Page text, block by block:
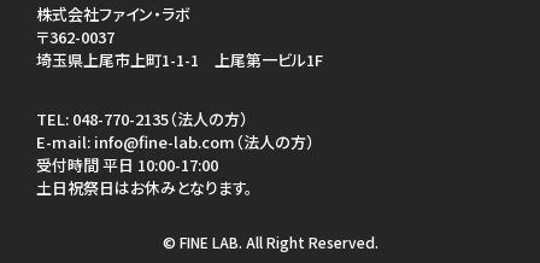
株式会社ファイン・ラボ
〒362-0037
埼玉県上尾市上町1-1-1 上尾第一ビル1F
TEL: 048-770-2135（法人の方）
E-mail: info@fine-lab.com（法人の方）
受付時間 平日 10:00-17:00
土日祝祭日はお休みとなります。
© FINE LAB. All Right Reserved.